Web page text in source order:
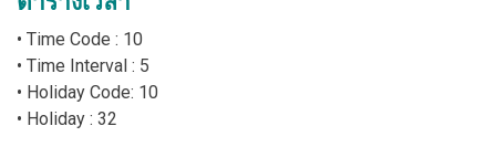
• Time Code : 10
• Time Interval : 5
• Holiday Code: 10
• Holiday : 32